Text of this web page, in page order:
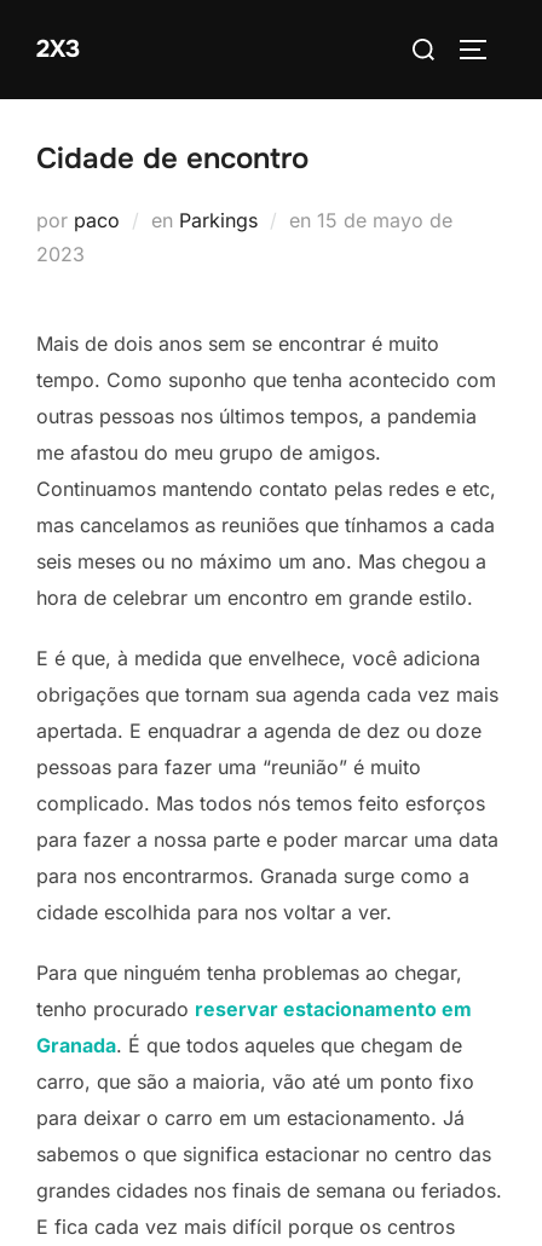
2X3 Buscar:
Cidade de encontro
por paco en Parkings en Publicado
15 de mayo de
2023
Mais de dois anos sem se encontrar é muito
tempo. Como suponho que tenha acontecido com
outras pessoas nos últimos tempos, a pandemia
me afastou do meu grupo de amigos.
Continuamos mantendo contato pelas redes e etc,
mas cancelamos as reuniões que tínhamos a cada
seis meses ou no máximo um ano. Mas chegou a
hora de celebrar um encontro em grande estilo.
E é que, à medida que envelhece, você adiciona
obrigações que tornam sua agenda cada vez mais
apertada. E enquadrar a agenda de dez ou doze
pessoas para fazer uma “reunião” é muito
complicado. Mas todos nós temos feito esforços
para fazer a nossa parte e poder marcar uma data
para nos encontrarmos. Granada surge como a
cidade escolhida para nos voltar a ver.
Para que ninguém tenha problemas ao chegar,
tenho procurado reservar estacionamento em
Granada. É que todos aqueles que chegam de
carro, que são a maioria, vão até um ponto fixo
para deixar o carro em um estacionamento. Já
sabemos o que significa estacionar no centro das
grandes cidades nos finais de semana ou feriados.
E fica cada vez mais difícil porque os centros